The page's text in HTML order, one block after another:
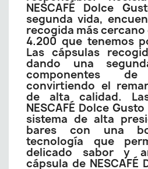
NESCAFÉ Dolce
segunda vida,
recogida más
4.200 que tenemos
Las cápsulas
dando una
componentes
convirtiendo el
de alta calidad.
NESCAFÉ Dolce
sistema de alta
bares con una
tecnología que
delicado sabor y
cápsula de NESCAFÉ